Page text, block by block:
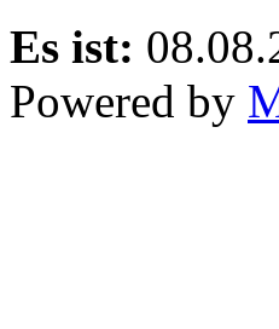
Es ist:
Powered by